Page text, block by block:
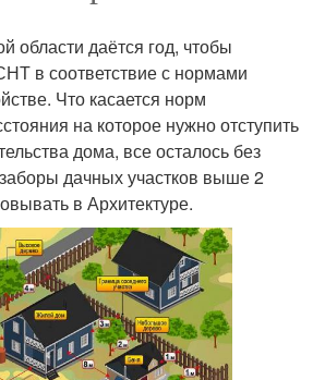
области даётся год, чтобы
в соответствие с нормами
Что касается норм
на которое нужно отступить
дома, все осталось без
дачных участков выше 2
в Архитектуре.